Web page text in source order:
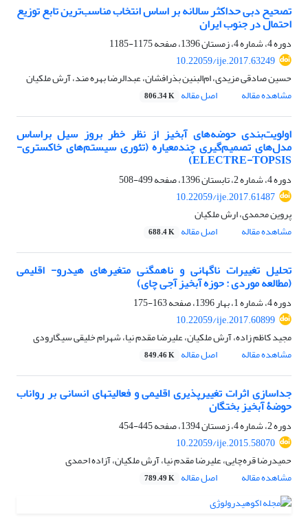
تصحیح دبی حداکثر سالانه بر اساس انتخاب مناسب‌ترین تابع توزیع
احتمال در جنوب ایران
دوره 4، شماره 4، زمستان 1396، صفحه
1175-1185
10.22059/ije.2017.63249
حسین صادقی مزیدی، ام‌البنین بذرافشان، عبدالرضا بهره مند، آرش ملکیان
مشاهده مقاله
اصل مقاله 806.34 K
اولویت‌بندی حوضه‌های آبخیز از نظر خطر بروز سیل بر‌اساس
مدل‌های تصمیم‌گیری چندمعیاره (تئوری سیستم‌های خاکستری-
ELECTRE-TOPSIS)
دوره 4، شماره 2، تابستان 1396، صفحه
499-508
10.22059/ije.2017.61487
پروین محمدی، ارش ملکیان
مشاهده مقاله
اصل مقاله 688.4 K
تحلیل تغییرات ناگهانی و ناهمگنی متغیرهای هیدرو- اقلیمی
(مطالعه موردی : حوزه آبخیز آجی چای)
دوره 4، شماره 1، بهار 1396، صفحه
163-175
10.22059/ije.2017.60899
مجید کاظم زاده، آرش ملکیان، علیرضا مقدم نیا، شهرام خلیقی سیگارودی
مشاهده مقاله
اصل مقاله 849.46 K
جدا‏سازی اثرات تغییر‌پذیری اقلیمی و فعالیت‏‏های انسانی بر رواناب
حوضۀ آبخیز بختگان
دوره 2، شماره 4، زمستان 1394، صفحه
445-454
10.22059/ije.2015.58070
حمیدرضا قره‌چایی، علیرضا مقدم نیا، آرش ملکیان، آزاده احمدی
مشاهده مقاله
اصل مقاله 789.49 K